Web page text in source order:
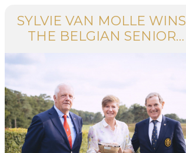
SYLVIE VAN MOLLE WINS
THE BELGIAN SENIOR